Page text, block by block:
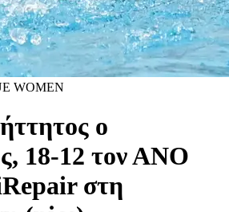
WOMEN
ο
18-12 τον ΑΝΟ
στη